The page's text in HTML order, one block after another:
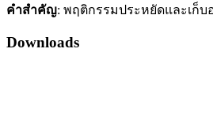
คำสำคัญ: พฤติกรรมประหยัดและเก็
Downloads